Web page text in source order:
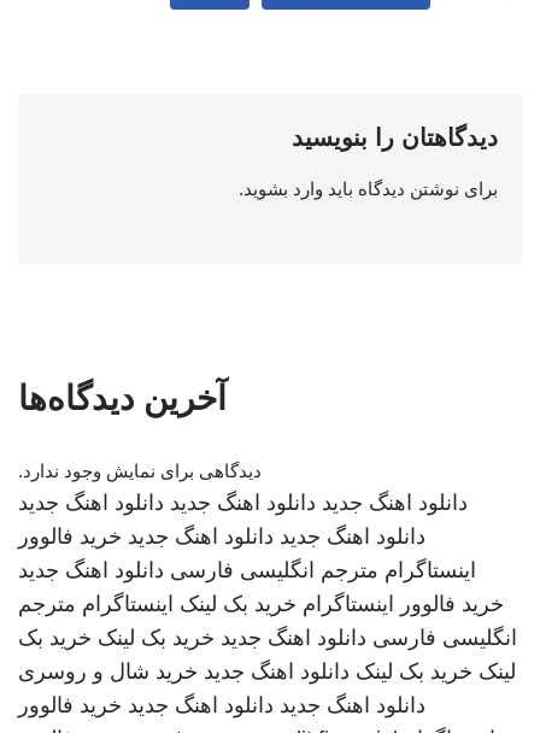
دیدگاهتان را بنویسید
برای نوشتن دیدگاه باید وارد بشوید.
آخرین دیدگاه‌ها
دیدگاهی برای نمایش وجود ندارد.
دانلود اهنگ جدید دانلود اهنگ جدید دانلود اهنگ جدید
دانلود اهنگ جدید دانلود اهنگ جدید خرید فالوور
اینستاگرام مترجم انگلیسی فارسی دانلود اهنگ جدید
خرید فالوور اینستاگرام خرید بک لینک اینستاگرام مترجم
انگلیسی فارسی دانلود اهنگ جدید خرید بک لینک خرید بک
لینک خرید بک لینک دانلود اهنگ جدید خرید شال و روسری
دانلود اهنگ جدید دانلود اهنگ جدید خرید فالوور